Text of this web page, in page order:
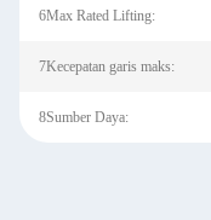
6Max Rated Lifting:
7Kecepatan garis maks:
8Sumber Daya: